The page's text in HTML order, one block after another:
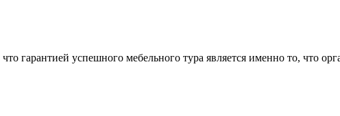
успешного мебельного тура является именно то, что